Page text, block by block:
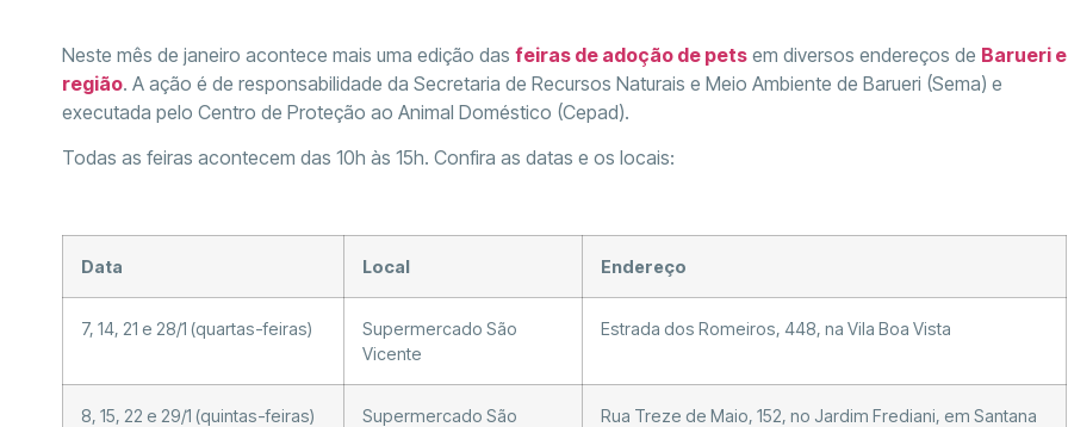
Neste mês de janeiro acontece mais uma edição das feiras de adoção de pets em diversos endereços de Barueri e
região. A ação é de responsabilidade da Secretaria de Recursos Naturais e Meio Ambiente de Barueri (Sema) e
executada pelo Centro de Proteção ao Animal Doméstico (Cepad).
Todas as feiras acontecem das 10h às 15h. Confira as datas e os locais:
Data Local Endereço
7, 14, 21 e 28/1 (quartas-feiras)
Supermercado São
Vicente
Estrada dos Romeiros, 448, na Vila Boa Vista
8, 15, 22 e 29/1 (quintas-feiras)
Supermercado São
Rua Treze de Maio, 152, no Jardim Frediani, em Santana